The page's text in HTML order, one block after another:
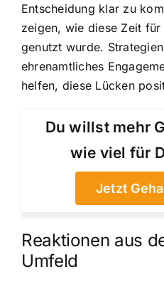
Entscheidung klar zu
zeigen, wie diese Zeit
genutzt wurde.
ehrenamtliches
helfen, diese Lücken
Du willst mehr
wie viel für
Jetzt
Reaktionen aus
Umfeld